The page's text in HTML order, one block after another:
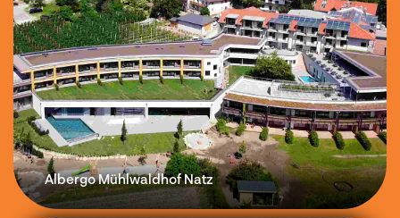
Albergo Mühlwaldhof Natz